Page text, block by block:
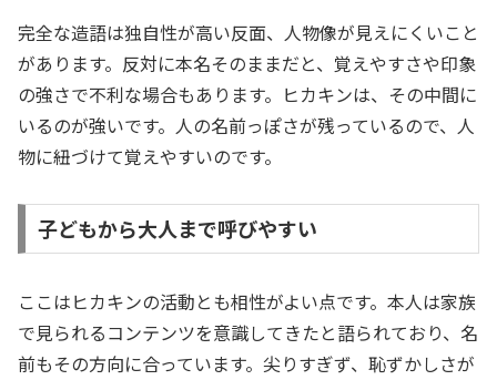
完全な造語は独自性が高い反面、人物像が見えにくいこと
があります。反対に本名そのままだと、覚えやすさや印象
の強さで不利な場合もあります。ヒカキンは、その中間に
いるのが強いです。人の名前っぽさが残っているので、人
物に紐づけて覚えやすいのです。
子どもから大人まで呼びやすい
ここはヒカキンの活動とも相性がよい点です。本人は家族
で見られるコンテンツを意識してきたと語られており、名
前もその方向に合っています。尖りすぎず、恥ずかしさが